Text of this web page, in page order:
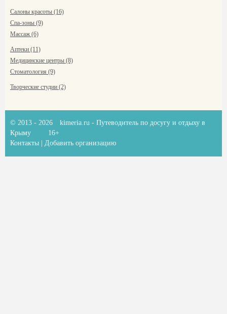
Салоны красоты (16)
Спа-зоны (9)
Массаж (6)
Аптеки (11)
Медицинские центры (8)
Стоматология (9)
Творческие студии (2)
© 2013 - 2026 kimeria.ru - Путеводитель по досугу и отдыху в
Крыму
16+
Контакты
Добавить организацию